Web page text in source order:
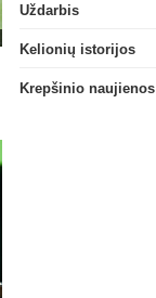
Uždarbis
Kelionių istorijos
Krepšinio naujienos